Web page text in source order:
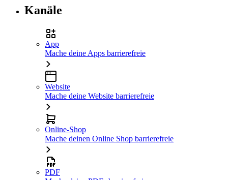
Kanäle
App
Mache deine Apps barrierefreie
Website
Mache deine Website barrierefreie
Online-Shop
Mache deinen Online Shop barrierefreie
PDF